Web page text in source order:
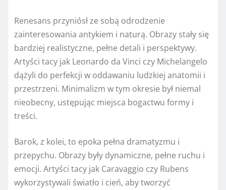
Renesans przyniósł ze sobą odrodzenie
zainteresowania antykiem i naturą. Obrazy stały się
bardziej realistyczne, pełne detali i perspektywy.
Artyści tacy jak Leonardo da Vinci czy Michelangelo
dążyli do perfekcji w oddawaniu ludzkiej anatomii i
przestrzeni. Minimalizm w tym okresie był niemal
nieobecny, ustępując miejsca bogactwu formy i
treści.
Barok, z kolei, to epoka pełna dramatyzmu i
przepychu. Obrazy były dynamiczne, pełne ruchu i
emocji. Artyści tacy jak Caravaggio czy Rubens
wykorzystywali światło i cień, aby tworzyć